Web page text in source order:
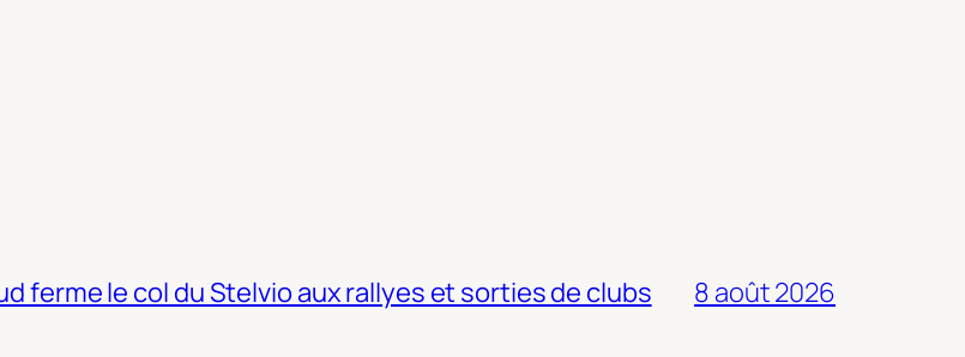
ferme le col du Stelvio aux rallyes et sorties de clubs 8 août 2026